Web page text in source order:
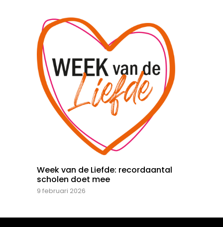
Week van de Liefde: recordaantal
scholen doet mee
9 februari 2026